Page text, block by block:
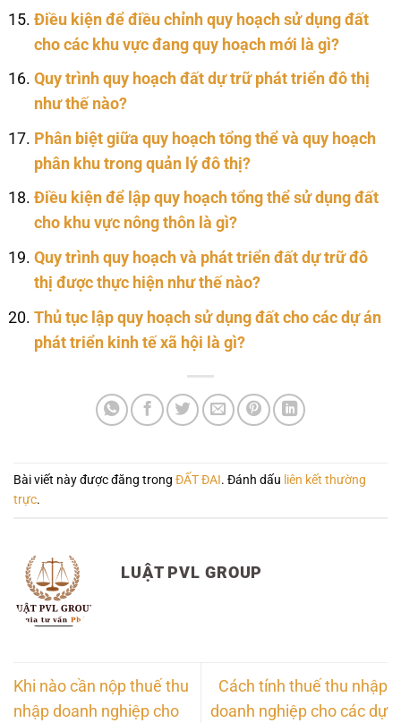
Điều kiện để điều chỉnh quy hoạch sử dụng đất
cho các khu vực đang quy hoạch mới là gì?
Quy trình quy hoạch đất dự trữ phát triển đô thị
như thế nào?
Phân biệt giữa quy hoạch tổng thể và quy hoạch
phân khu trong quản lý đô thị?
Điều kiện để lập quy hoạch tổng thể sử dụng đất
cho khu vực nông thôn là gì?
Quy trình quy hoạch và phát triển đất dự trữ đô
thị được thực hiện như thế nào?
Thủ tục lập quy hoạch sử dụng đất cho các dự án
phát triển kinh tế xã hội là gì?
Bài viết này được đăng trong ĐẤT ĐAI. Đánh dấu liên kết thường
trực.
LUẬT PVL GROUP
Khi nào cần nộp thuế thu
nhập doanh nghiệp cho
Cách tính thuế thu nhập
doanh nghiệp cho các dự